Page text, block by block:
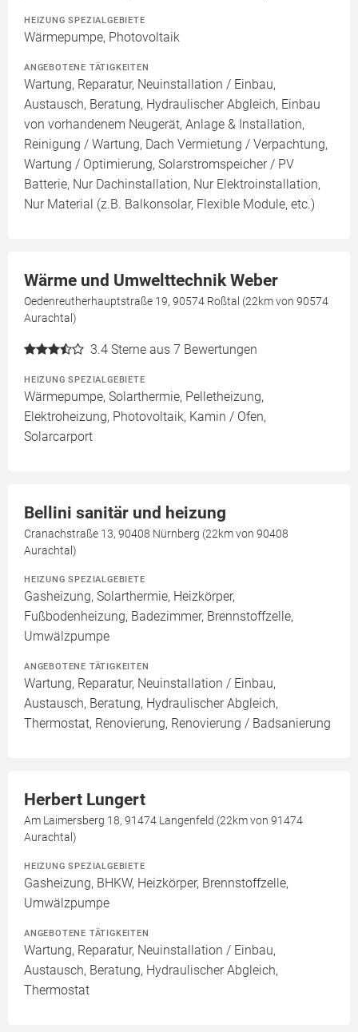
HEIZUNG SPEZIALGEBIETE
Wärmepumpe, Photovoltaik
ANGEBOTENE TÄTIGKEITEN
Wartung, Reparatur, Neuinstallation / Einbau,
Austausch, Beratung, Hydraulischer Abgleich, Einbau
von vorhandenem Neugerät, Anlage & Installation,
Reinigung / Wartung, Dach Vermietung / Verpachtung,
Wartung / Optimierung, Solarstromspeicher / PV
Batterie, Nur Dachinstallation, Nur Elektroinstallation,
Nur Material (z.B. Balkonsolar, Flexible Module, etc.)
Wärme und Umwelttechnik Weber
Oedenreutherhauptstraße 19, 90574 Roßtal (22km von 90574
Aurachtal)
3.4 Sterne aus 7 Bewertungen
HEIZUNG SPEZIALGEBIETE
Wärmepumpe, Solarthermie, Pelletheizung,
Elektroheizung, Photovoltaik, Kamin / Ofen,
Solarcarport
Bellini sanitär und heizung
Cranachstraße 13, 90408 Nürnberg (22km von 90408
Aurachtal)
HEIZUNG SPEZIALGEBIETE
Gasheizung, Solarthermie, Heizkörper,
Fußbodenheizung, Badezimmer, Brennstoffzelle,
Umwälzpumpe
ANGEBOTENE TÄTIGKEITEN
Wartung, Reparatur, Neuinstallation / Einbau,
Austausch, Beratung, Hydraulischer Abgleich,
Thermostat, Renovierung, Renovierung / Badsanierung
Herbert Lungert
Am Laimersberg 18, 91474 Langenfeld (22km von 91474
Aurachtal)
HEIZUNG SPEZIALGEBIETE
Gasheizung, BHKW, Heizkörper, Brennstoffzelle,
Umwälzpumpe
ANGEBOTENE TÄTIGKEITEN
Wartung, Reparatur, Neuinstallation / Einbau,
Austausch, Beratung, Hydraulischer Abgleich,
Thermostat